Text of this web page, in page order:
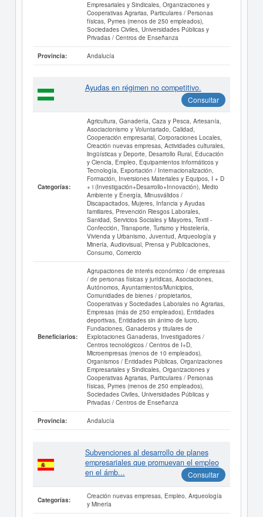
Empresariales y Sindicales, Organizaciones y
Cooperativas Agrarias, Particulares / Personas
físicas, Pymes (menos de 250 empleados),
Sociedades Civiles, Universidades Públicas y
Privadas / Centros de Enseñanza
Provincia: Andalucía
Ayudas en régimen no competitivo.
Consultar
Categorías:
Agricultura, Ganadería, Caza y Pesca, Artesanía,
Asociacionismo y Voluntariado, Calidad,
Cooperación empresarial, Corporaciones Locales,
Creación nuevas empresas, Actividades culturales,
lingüísticas y Deporte, Desarrollo Rural, Educación
y Ciencia, Empleo, Equipamientos informáticos y
Tecnología, Exportación / Internacionalización,
Formación, Inversiones Materiales y Equipos, I + D
+ i (Investigación+Desarrollo+Innovación), Medio
Ambiente y Energía, Minusválidos /
Discapacitados, Mujeres, Infancia y Ayudas
familiares, Prevención Riesgos Laborales,
Sanidad, Servicios Sociales y Mayores, Textil -
Confección, Transporte, Turismo y Hostelería,
Vivienda y Urbanismo, Juventud, Arqueología y
Minería, Audiovisual, Prensa y Publicaciones,
Consumo, Comercio
Beneficiarios:
Agrupaciones de interés económico / de empresas
/ de personas físicas y jurídicas, Asociaciones,
Autónomos, Ayuntamientos/Municipios,
Comunidades de bienes / propietarios,
Cooperativas y Sociedades Laborales no Agrarias,
Empresas (más de 250 empleados), Entidades
deportivas, Entidades sin ánimo de lucro,
Fundaciones, Ganaderos y titulares de
Explotaciones Ganaderas, Investigadores /
Centros tecnológicos / Centros de I+D,
Microempresas (menos de 10 empleados),
Organismos / Entidades Públicas, Organizaciones
Empresariales y Sindicales, Organizaciones y
Cooperativas Agrarias, Particulares / Personas
físicas, Pymes (menos de 250 empleados),
Sociedades Civiles, Universidades Públicas y
Privadas / Centros de Enseñanza
Provincia: Andalucía
Subvenciones al desarrollo de planes
empresariales que promuevan el empleo
en el ámb...
Consultar
Categorías:
Creación nuevas empresas, Empleo, Arqueología
y Minería